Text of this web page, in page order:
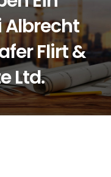
Flirt &
Ltd.